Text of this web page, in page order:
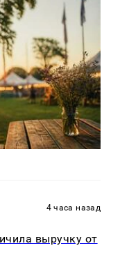
4 часа назад
выручку от